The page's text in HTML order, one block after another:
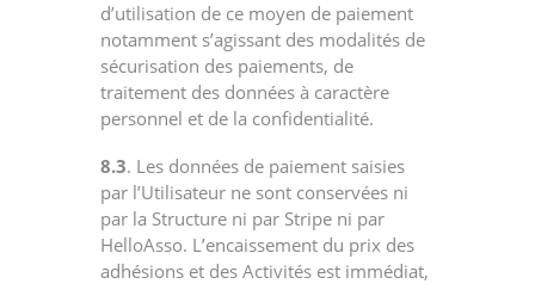
d’utilisation de ce moyen de paiement
notamment s’agissant des modalités de
sécurisation des paiements, de
traitement des données à caractère
personnel et de la confidentialité.
8.3. Les données de paiement saisies
par l’Utilisateur ne sont conservées ni
par la Structure ni par Stripe ni par
HelloAsso. L’encaissement du prix des
adhésions et des Activités est immédiat,